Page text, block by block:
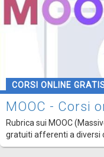
CORSI ONLINE
MOOC - Corsi
Rubrica sui MOOC
gratuiti afferenti a diversi